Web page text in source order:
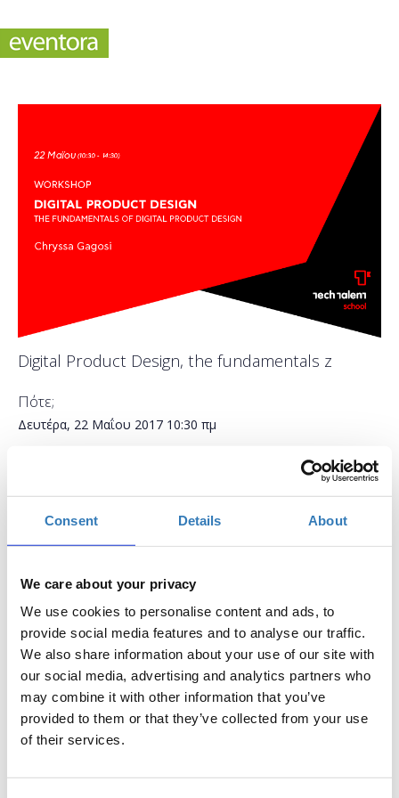
Consent Details About
We care about your privacy
We use cookies to personalise content and ads, to
provide social media features and to analyse our traffic.
We also share information about your use of our site with
our social media, advertising and analytics partners who
may combine it with other information that you’ve
provided to them or that they’ve collected from your use
of their services.
Digital Product Design, the fundamentals z
Πότε;
Δευτέρα, 22 Μαΐου 2017 10:30 πμ
Το workshop εστιάζει στο ρόλο ενός designer από
την δημιουργία μίας ιδέας μέχρι την τελική
θεωρίας και συγκεκριμένων μεθοδολογιών θα